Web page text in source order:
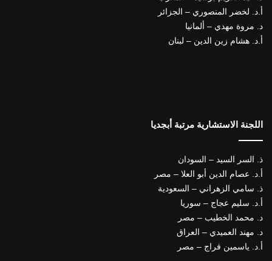
أ.د. لخضر المنصوري – الجزائر
د. مروة مهدي – ألمانيا
أ.د. هشام زين الدين – لبنان
اللجنة الاستشارية مرتبة أبجديا
ذ. السر السيد – السودان
أ.د. عصام الدين أبو العلا – مصر
ذ. سامي الزهراني – السعودية
أ.د. سليم عجاج – سوريا
د. محمد الخطيب – مصر
د. مهند العميدي – العراق
أ.د. ياسمين فراج – مصر